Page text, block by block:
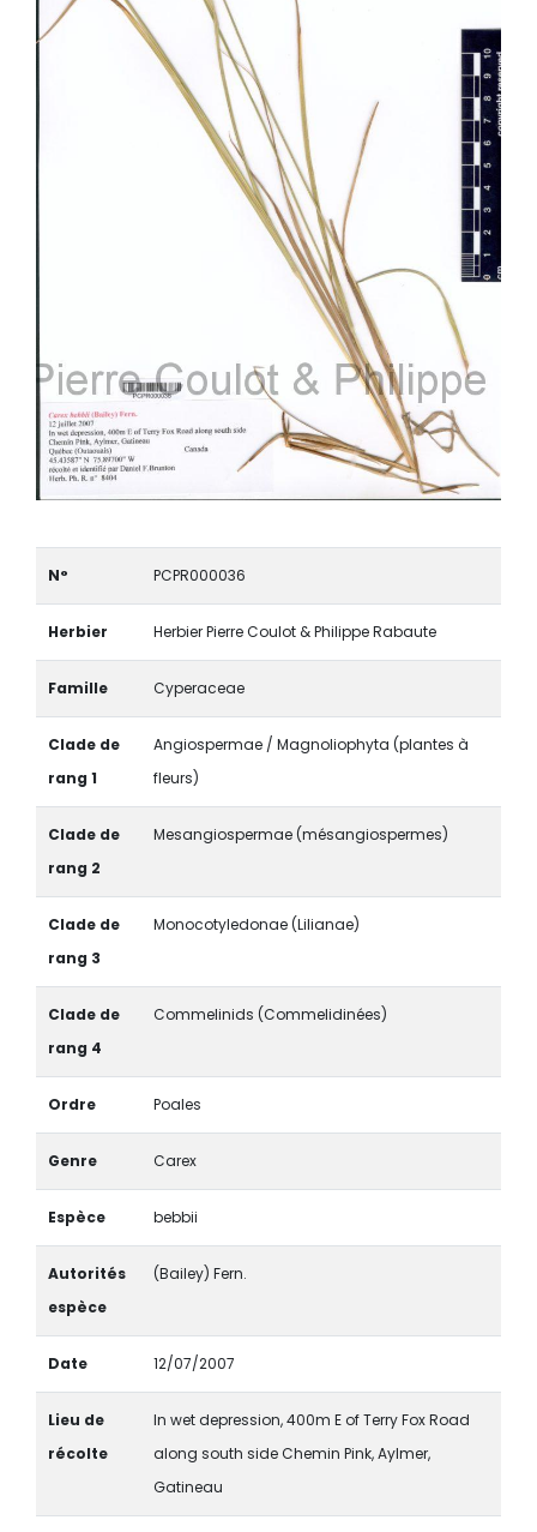
N° PCPR000036
Herbier Herbier Pierre Coulot & Philippe Rabaute
Famille Cyperaceae
Clade de
rang 1
Angiospermae / Magnoliophyta (plantes à
fleurs)
Clade de
rang 2
Mesangiospermae (mésangiospermes)
Clade de
rang 3
Monocotyledonae (Lilianae)
Clade de
rang 4
Commelinids (Commelidinées)
Ordre Poales
Genre Carex
Espèce bebbii
Autorités
espèce
(Bailey) Fern.
Date 12/07/2007
Lieu de
récolte
In wet depression, 400m E of Terry Fox Road
along south side Chemin Pink, Aylmer,
Gatineau